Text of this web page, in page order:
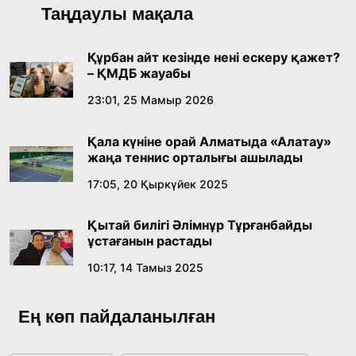
Қонаев қаласының әкімі «Славян базары»
байқауының жеңімпазы Ақерке Амалятты
16:27, 23 Шілде 2026
Қазақ тіліндегі «құт» концептісінің
09:21, 21 Шілде 2026
Абайдың адам тәрбиесі туралы
18:59, 20 Шілде 2026
ме, әлде бәсекелесі ме?
Таңдаулы мақала
Құрбан айт кезінде нені ескеру қажет?
– ҚМДБ жауабы
23:01, 25 Мамыр 2026
Қала күніне орай Алматыда «Алатау»
жаңа теннис орталығы ашылады
17:05, 20 Қыркүйек 2025
Қытай билігі Әлімнұр Тұрғанбайды
ұстағанын растады
10:17, 14 Тамыз 2025
Ең көп пайдаланылған